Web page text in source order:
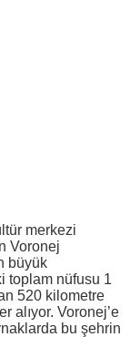
merkezi
Voronej
büyük
toplam nüfusu 1
520 kilometre
alıyor. Voronej’e
bu şehrin